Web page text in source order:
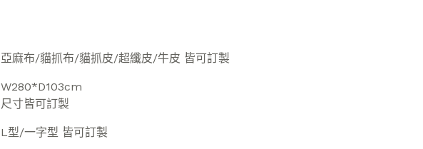
亞麻布/貓抓布/貓抓皮/超纖皮/牛皮 皆可訂製
W280*D103cm
尺寸皆可訂製
L型/一字型 皆可訂製